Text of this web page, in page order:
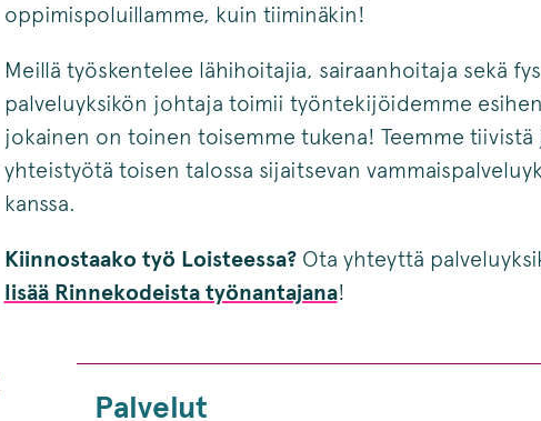
oppimispoluillamme, kuin tiiminäkin!
Meillä työskentelee lähihoitajia, sairaanhoitaja sekä
palveluyksikön johtaja toimii työntekijöidemme
jokainen on toinen toisemme tukena! Teemme tiivistä
yhteistyötä toisen talossa sijaitsevan
kanssa.
Kiinnostaako työ Loisteessa?Ota yhteyttä
lisää Rinnekodeista työnantajana!
Palvelut